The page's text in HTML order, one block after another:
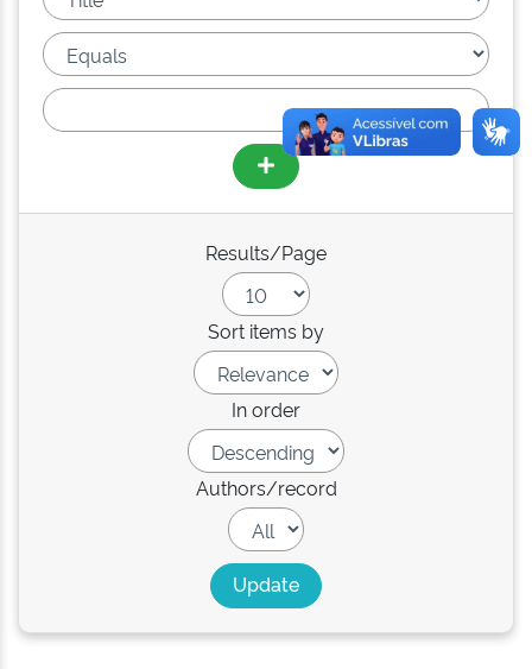
Results/Page
Sort items by
In order
Authors/record